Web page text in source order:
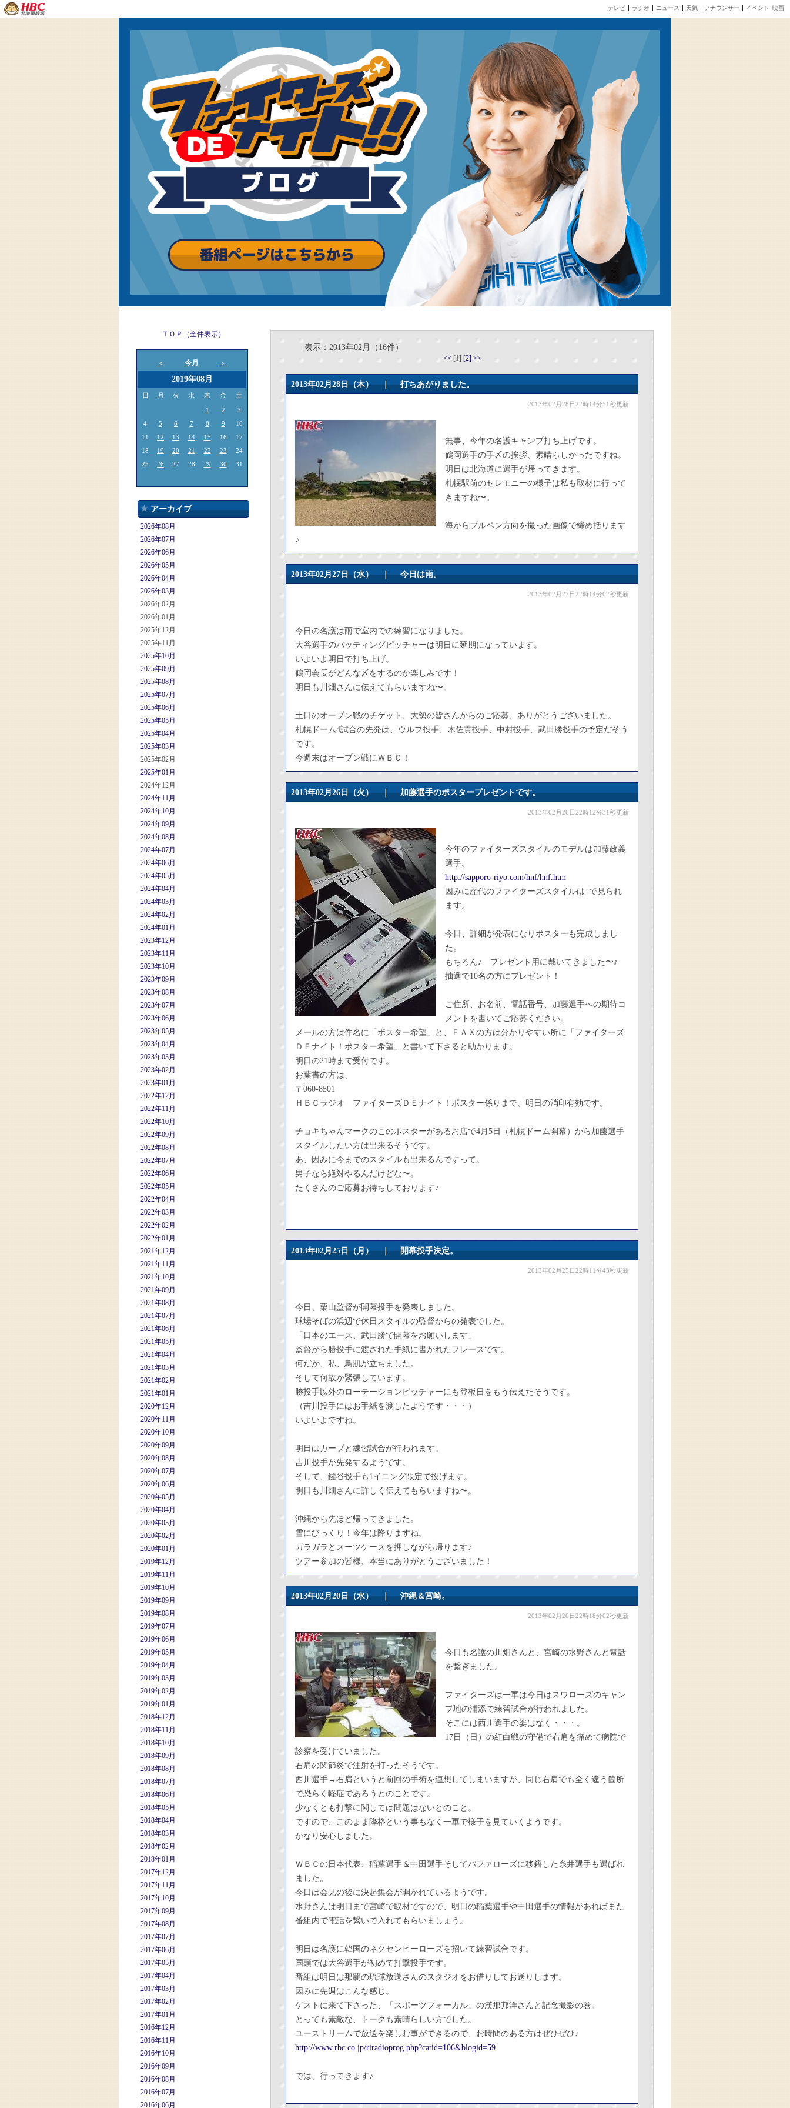
テレビ ラジオ ニュース 天気 アナウンサー イベント･映画
ＴＯＰ（全件表示）
＜ 今月 ＞
2019年08月
日 月 火 水 木 金 土
1 2
3
4
5 6 7 8 9
10
11
12 13 14 15 16
17
18
19 20 21 22 23
24
25
26 27 28 29 30 31
アーカイブ
2026年08月
2026年07月
2026年06月
2026年05月
2026年04月
2026年03月
2026年02月
2026年01月
2025年12月
2025年11月
2025年10月
2025年09月
2025年08月
2025年07月
2025年06月
2025年05月
2025年04月
2025年03月
2025年02月
2025年01月
2024年12月
2024年11月
2024年10月
2024年09月
2024年08月
2024年07月
2024年06月
2024年05月
2024年04月
2024年03月
2024年02月
2024年01月
2023年12月
2023年11月
2023年10月
2023年09月
2023年08月
2023年07月
2023年06月
2023年05月
2023年04月
2023年03月
2023年02月
2023年01月
2022年12月
2022年11月
2022年10月
2022年09月
2022年08月
2022年07月
2022年06月
2022年05月
2022年04月
2022年03月
2022年02月
2022年01月
2021年12月
2021年11月
2021年10月
2021年09月
2021年08月
2021年07月
2021年06月
2021年05月
2021年04月
2021年03月
2021年02月
2021年01月
2020年12月
2020年11月
2020年10月
2020年09月
2020年08月
2020年07月
2020年06月
2020年05月
2020年04月
2020年03月
2020年02月
2020年01月
2019年12月
2019年11月
2019年10月
2019年09月
2019年08月
2019年07月
2019年06月
2019年05月
2019年04月
2019年03月
2019年02月
2019年01月
2018年12月
2018年11月
2018年10月
2018年09月
2018年08月
2018年07月
2018年06月
2018年05月
2018年04月
2018年03月
2018年02月
2018年01月
2017年12月
2017年11月
2017年10月
2017年09月
2017年08月
2017年07月
2017年06月
2017年05月
2017年04月
2017年03月
2017年02月
2017年01月
2016年12月
2016年11月
2016年10月
2016年09月
2016年08月
2016年07月
2016年06月
表示：2013年02月（16件）
<< [1] [2] >>
2013年02月28日（木） ｜打ちあがりました。
2013年02月28日22時14分51秒更新
無事、今年の名護キャンプ打ち上げです。
鶴岡選手の手〆の挨拶、素晴らしかったですね。
明日は北海道に選手が帰ってきます。
札幌駅前のセレモニーの様子は私も取材に行って
きますね〜。
海からブルペン方向を撮った画像で締め括ります
♪
2013年02月27日（水） ｜今日は雨。
2013年02月27日22時14分02秒更新
今日の名護は雨で室内での練習になりました。
大谷選手のバッティングピッチャーは明日に延期になっています。
いよいよ明日で打ち上げ。
鶴岡会長がどんな〆をするのか楽しみです！
明日も川畑さんに伝えてもらいますね〜。
土日のオープン戦のチケット、大勢の皆さんからのご応募、ありがとうございました。
札幌ドーム4試合の先発は、ウルフ投手、木佐貫投手、中村投手、武田勝投手の予定だそう
です。
今週末はオープン戦にＷＢＣ！
2013年02月26日（火） ｜加藤選手のポスタープレゼントです。
2013年02月26日22時12分31秒更新
今年のファイターズスタイルのモデルは加藤政義
選手。
http://sapporo-riyo.com/hnf/hnf.htm
因みに歴代のファイターズスタイルは↑で見られ
ます。
今日、詳細が発表になりポスターも完成しまし
た。
もちろん♪ プレゼント用に戴いてきました〜♪
抽選で10名の方にプレゼント！
ご住所、お名前、電話番号、加藤選手への期待コ
メントを書いてご応募ください。
メールの方は件名に「ポスター希望」と、ＦＡＸの方は分かりやすい所に「ファイターズ
ＤＥナイト！ポスター希望」と書いて下さると助かります。
明日の21時まで受付です。
お葉書の方は、
〒060-8501
ＨＢＣラジオ ファイターズＤＥナイト！ポスター係りまで、明日の消印有効です。
チョキちゃんマークのこのポスターがあるお店で4月5日（札幌ドーム開幕）から加藤選手
スタイルしたい方は出来るそうです。
あ、因みに今までのスタイルも出来るんですって。
男子なら絶対やるんだけどな〜。
たくさんのご応募お待ちしております♪
2013年02月25日（月） ｜開幕投手決定。
2013年02月25日22時11分43秒更新
今日、栗山監督が開幕投手を発表しました。
球場そばの浜辺で休日スタイルの監督からの発表でした。
「日本のエース、武田勝で開幕をお願いします」
監督から勝投手に渡された手紙に書かれたフレーズです。
何だか、私、鳥肌が立ちました。
そして何故か緊張しています。
勝投手以外のローテーションピッチャーにも登板日をもう伝えたそうです。
（吉川投手にはお手紙を渡したようです・・・）
いよいよですね。
明日はカープと練習試合が行われます。
吉川投手が先発するようです。
そして、鍵谷投手も1イニング限定で投げます。
明日も川畑さんに詳しく伝えてもらいますね〜。
沖縄から先ほど帰ってきました。
雪にびっくり！今年は降りますね。
ガラガラとスーツケースを押しながら帰ります♪
ツアー参加の皆様、本当にありがとうございました！
2013年02月20日（水） ｜沖縄＆宮崎。
2013年02月20日22時18分02秒更新
今日も名護の川畑さんと、宮崎の水野さんと電話
を繋ぎました。
ファイターズは一軍は今日はスワローズのキャン
プ地の浦添で練習試合が行われました。
そこには西川選手の姿はなく・・・。
17日（日）の紅白戦の守備で右肩を痛めて病院で
診察を受けていました。
右肩の関節炎で注射を打ったそうです。
西川選手→右肩というと前回の手術を連想してしまいますが、同じ右肩でも全く違う箇所
で恐らく軽症であろうとのことです。
少なくとも打撃に関しては問題はないとのこと。
ですので、このまま降格という事もなく一軍で様子を見ていくようです。
かなり安心しました。
ＷＢＣの日本代表、稲葉選手＆中田選手そしてバファローズに移籍した糸井選手も選ばれ
ました。
今日は会見の後に決起集会が開かれているようです。
水野さんは明日まで宮崎で取材ですので、明日の稲葉選手や中田選手の情報があればまた
番組内で電話を繋いで入れてもらいましょう。
明日は名護に韓国のネクセンヒーローズを招いて練習試合です。
国頭では大谷選手が初めて打撃投手です。
番組は明日は那覇の琉球放送さんのスタジオをお借りしてお送りします。
因みに先週はこんな感じ。
ゲストに来て下さった、「スポーツフォーカル」の漢那邦洋さんと記念撮影の巻。
とっても素敵な、トークも素晴らしい方でした。
ユーストリームで放送を楽しむ事ができるので、お時間のある方はぜひぜひ♪
http://www.rbc.co.jp/riradioprog.php?catid=106&blogid=59
では、行ってきます♪